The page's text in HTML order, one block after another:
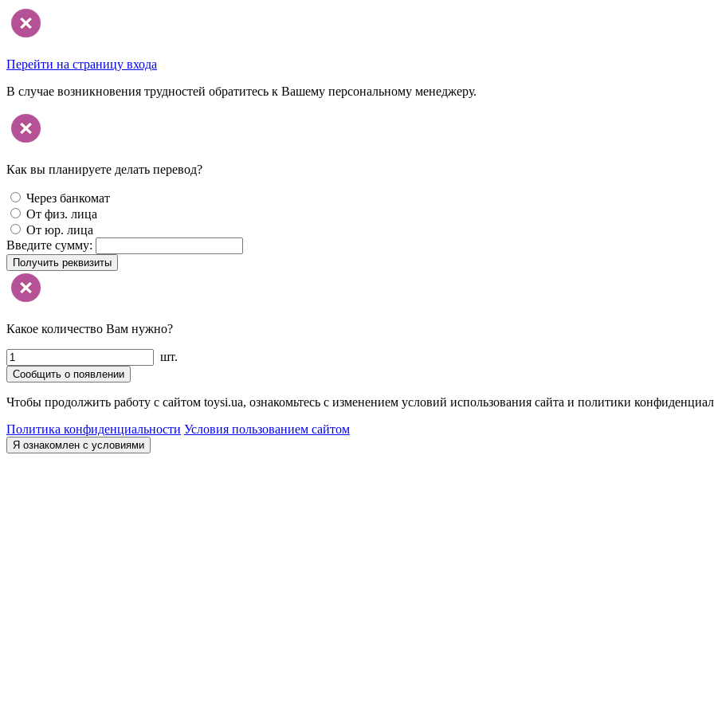
Перейти на страницу входа
В случае возникновения трудностей обратитесь к Вашему персональному менеджеру.
Как вы планируете делать перевод?
Через банкомат
От физ. лица
От юр. лица
Введите сумму:
Получить реквизиты
Какое количество Вам нужно?
шт.
Сообщить о появлении
Чтобы продолжить работу с сайтом toysi.ua, ознакомьтесь с изменением условий использования сайта и политики
Политика конфиденциальности Условия пользованием сайтом
Я ознакомлен с условиями